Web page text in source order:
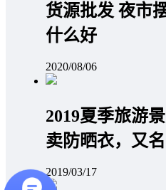
货源批发 夜市
什么好
2020/08/06
2019夏季旅游
卖防晒衣，又
2019/03/17